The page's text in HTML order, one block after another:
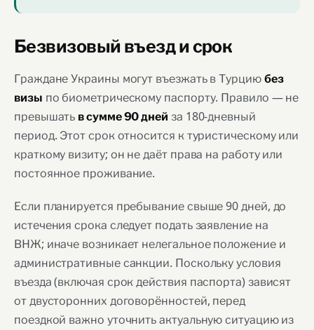
Безвизовый въезд и срок
Граждане Украины могут въезжать в Турцию без
визы по биометрическому паспорту. Правило — не
превышать в сумме 90 дней за 180-дневный
период. Этот срок относится к туристическому или
краткому визиту; он не даёт права на работу или
постоянное проживание.
Если планируется пребывание свыше 90 дней, до
истечения срока следует подать заявление на
ВНЖ; иначе возникает нелегальное положение и
административные санкции. Поскольку условия
въезда (включая срок действия паспорта) зависят
от двусторонних договорённостей, перед
поездкой важно уточнить актуальную ситуацию из